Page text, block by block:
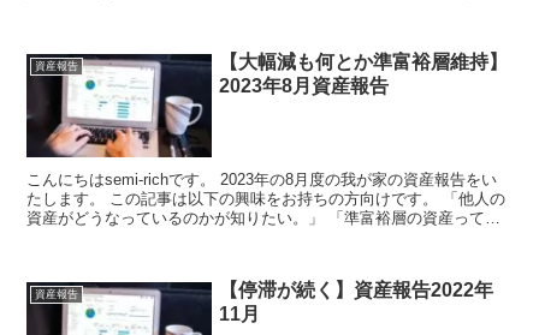
資産報告
【大幅減も何とか準富裕層維持】
2023年8月資産報告
こんにちはsemi-richです。 2023年の8月度の我が家の資産報告をい
たします。 この記事は以下の興味をお持ちの方向けです。 「他人の
資産がどうなっているのかが知りたい。」 「準富裕層の資産ってど
資産報告
【停滞が続く】資産報告2022年
11月